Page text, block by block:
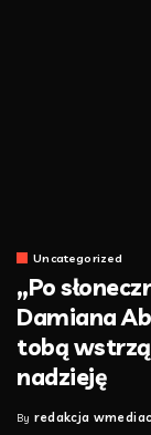
Uncategorized
„Po
Damiana
tobą
nadzieję
Posted
By redakcja